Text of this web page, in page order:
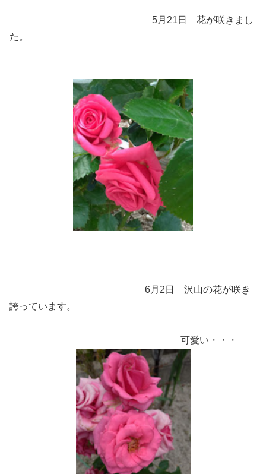
5月21日 花が咲きまし
た。
6月2日 沢山の花が咲き
誇っています。
可愛い・・・